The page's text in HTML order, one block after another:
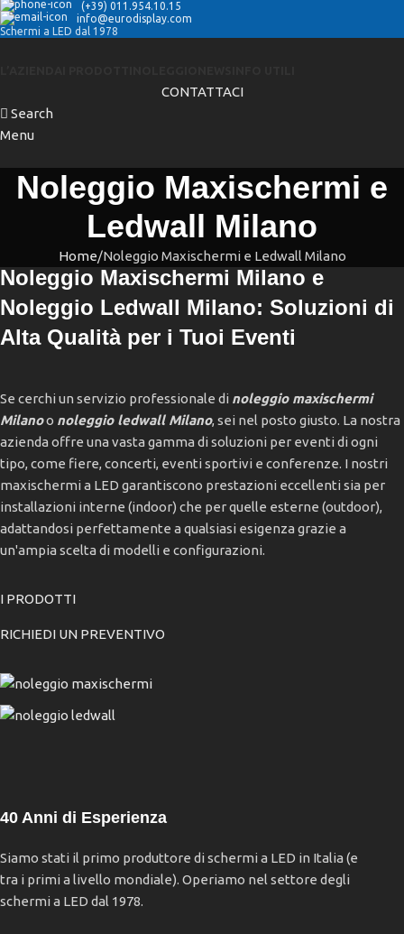
(+39) 011.954.10.15
info@eurodisplay.com
Schermi a LED dal 1978
CONTATTACI
Search
Menu
Noleggio Maxischermi e
Ledwall Milano
Home Noleggio Maxischermi e Ledwall Milano
Noleggio Maxischermi Milano e
Noleggio Ledwall Milano: Soluzioni di
Alta Qualità per i Tuoi Eventi
Se cerchi un servizio professionale di noleggio maxischermi
Milanoo noleggio ledwall Milano, sei nel posto giusto. La nostra
azienda offre una vasta gamma di soluzioni per eventi di ogni
tipo, come fiere, concerti, eventi sportivi e conferenze. I nostri
maxischermi a LED garantiscono prestazioni eccellenti sia per
installazioni interne (indoor) che per quelle esterne (outdoor),
adattandosi perfettamente a qualsiasi esigenza grazie a
un'ampia scelta di modelli e configurazioni.
I PRODOTTI
RICHIEDI UN PREVENTIVO
40 Anni di Esperienza
Siamo stati il primo produttore di schermi a LED in Italia (e
tra i primi a livello mondiale). Operiamo nel settore degli
schermi a LED dal 1978.